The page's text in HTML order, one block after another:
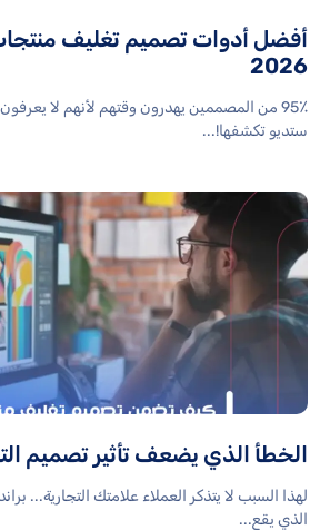
أفضل أدوات تصميم تغليف
2026
95٪ من المصممين يهدرون وقتهم لأنهم لا
ستديو تكشفها!...
الخطأ الذي يضعف تأثير تصميم
لهذا السبب لا يتذكر العملاء علامتك التجارية...
الذي يقع...